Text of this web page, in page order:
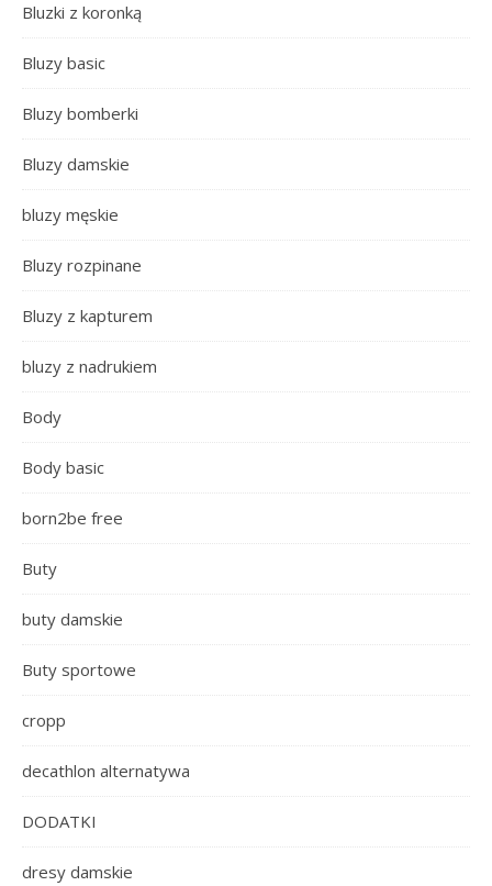
Bluzki z koronką
Bluzy basic
Bluzy bomberki
Bluzy damskie
bluzy męskie
Bluzy rozpinane
Bluzy z kapturem
bluzy z nadrukiem
Body
Body basic
born2be free
Buty
buty damskie
Buty sportowe
cropp
decathlon alternatywa
DODATKI
dresy damskie